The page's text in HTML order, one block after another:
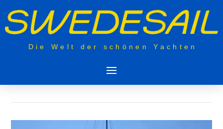
Die Welt der schönen Yachten